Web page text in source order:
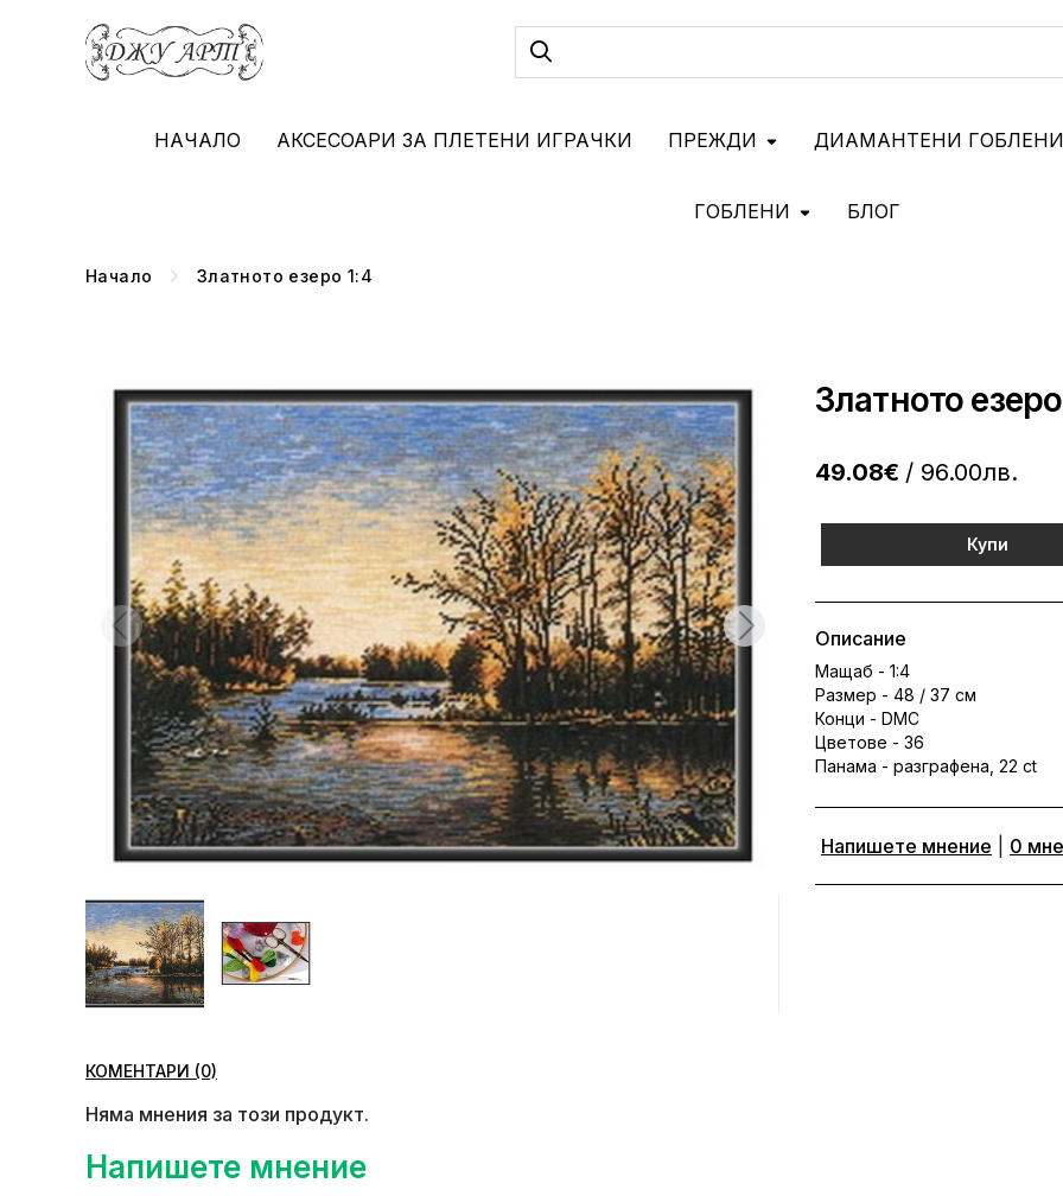
НАЧАЛО АКСЕСОАРИ ЗА ПЛЕТЕНИ ИГРАЧКИ
ГОБЛЕНИ
ПРЕЖДИ ДИАМАНТЕНИ ГОБЛЕНИ
БЛОГ
Начало Златното езеро 1:4
Златното
49.08€ / 96.00лв.
Купи
Описание
Мащаб - 1:4
Размер - 48 / 37 см
Конци - DMC
Цветове - 36
Панама - разграфена, 22 ct
Напишете мнение 0
КОМЕНТАРИ (0)
Няма мнения за този продукт.
Напишете мнение